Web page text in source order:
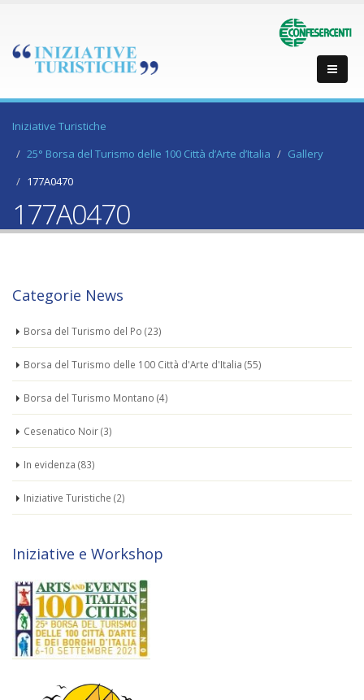
Iniziative Turistiche
25° Borsa del Turismo delle 100 Città d’Arte d’Italia
Gallery
177A0470
177A0470
Categorie News
Borsa del Turismo del Po (23)
Borsa del Turismo delle 100 Città d'Arte d'Italia (55)
Borsa del Turismo Montano (4)
Cesenatico Noir(3)
In evidenza (83)
Iniziative Turistiche (2)
Iniziative e Workshop